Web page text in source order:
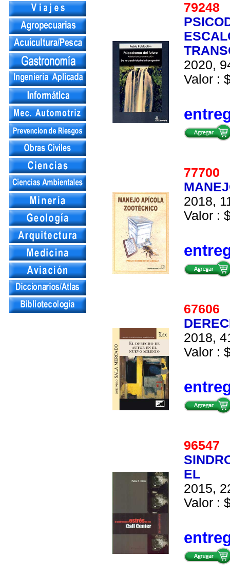
79248
2020,
Valor :
77700
2018,
Valor :
67606
2018,
Valor :
96547
EL
2015,
Valor :